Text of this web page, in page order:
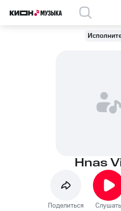
Hnas
Поделиться Слушать